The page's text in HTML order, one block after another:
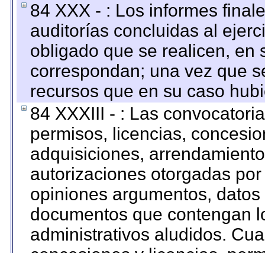
84 XXX - : Los informes
auditorías concluidas al
obligado que se realicen, en
correspondan; una vez que
recursos que en su caso
84 XXXIII - : Las
permisos, licencias,
adquisiciones,
autorizaciones otorgadas
opiniones argumentos,
documentos que contengan
administrativos aludidos.